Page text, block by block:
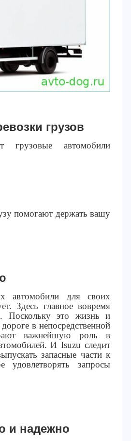
грузов
грузовые автомобили
помогают держать вашу
автомобили для своих
Здесь главное вовремя
Поскольку это жизнь и
в непосредственной
важнейшую роль в
И Isuzu следит
запасные части к
запросы
и надежно